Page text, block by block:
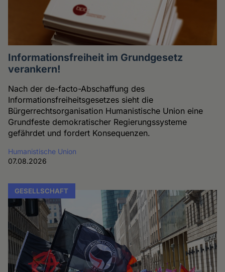
Informationsfreiheit im Grundgesetz
verankern!
Nach der de-facto-Abschaffung des
Informationsfreiheitsgesetzes sieht die
Bürgerrechtsorganisation Humanistische Union eine
Grundfeste demokratischer Regierungssysteme
gefährdet und fordert Konsequenzen.
Humanistische Union
07.08.2026
GESELLSCHAFT